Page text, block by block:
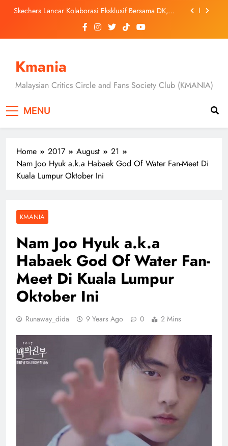
Duta Global Antarabangsa iQIYI, Cheng Lei Bakal
‘Dibunuh atau Membunuh’: Filem ‘Tiket Sehala’
Satukan Empat Negara Asia
Pembohongan dan Buruan Ketua Sindiket Jenayah di
“Our Sticky Love”
Skechers Lancar Kolaborasi Eksklusif Bersama DK,
SEUNGKWAN dan DINO SEVENTEEN
Buat Penampilan Istimewa di Kuala Lumpur
September Ini
‘Dibunuh atau Membunuh’: Filem ‘Tiket Sehala’
Satukan Empat Negara Asia
Kmania
Malaysian Critics Circle and Fans Society Club (KMANIA)
MENU
Home 2017 August
21
Nam Joo Hyuk a.k.a Habaek God Of Water Fan-Meet Di
Kuala Lumpur Oktober Ini
KMANIA
Nam Joo Hyuk a.k.a
Habaek God Of Water Fan-
Meet Di Kuala Lumpur
Oktober Ini
Runaway_dida 9 Years Ago 0 2 Mins